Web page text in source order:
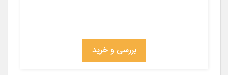
بررسی و خرید